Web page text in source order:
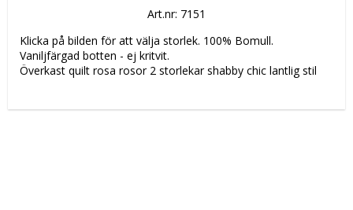
Art.nr: 7151
Klicka på bilden för att välja storlek. 100% Bomull.
Vaniljfärgad botten - ej kritvit.
Överkast quilt rosa rosor 2 storlekar shabby chic lantlig stil